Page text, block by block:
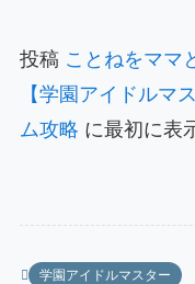
投稿 ことねをママ
【学園アイドルマ
ム攻略 に最初に表
学園アイドルマスター